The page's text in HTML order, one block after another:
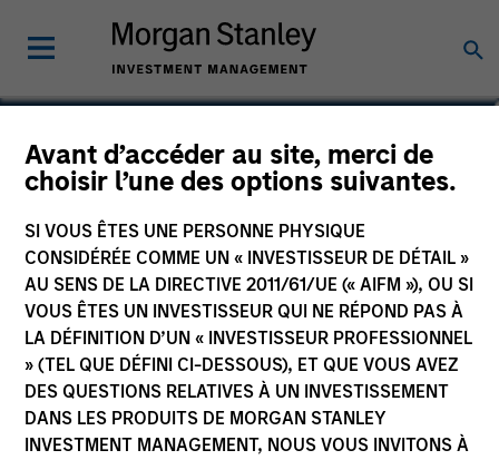
Avant d’accéder au site, merci de
choisir l’une des options suivantes.
SI VOUS ÊTES UNE PERSONNE PHYSIQUE
CONSIDÉRÉE COMME UN « INVESTISSEUR DE DÉTAIL »
AU SENS DE LA DIRECTIVE 2011/61/UE (« AIFM »), OU SI
VOUS ÊTES UN INVESTISSEUR QUI NE RÉPOND PAS À
LA DÉFINITION D’UN « INVESTISSEUR PROFESSIONNEL
» (TEL QUE DÉFINI CI-DESSOUS), ET QUE VOUS AVEZ
DES QUESTIONS RELATIVES À UN INVESTISSEMENT
DANS LES PRODUITS DE MORGAN STANLEY
INVESTMENT MANAGEMENT, NOUS VOUS INVITONS À
US Value Fund
Communication Promotionnelle
Commentaire
Informations clés pour l’investisseur
(KID)